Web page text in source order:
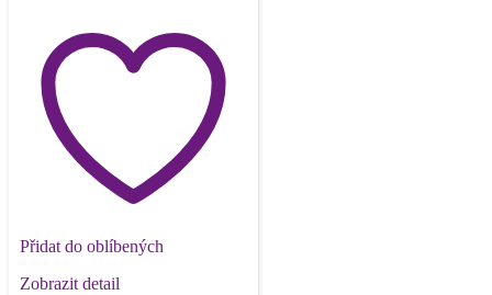
Přidat do oblíbených
Zobrazit detail